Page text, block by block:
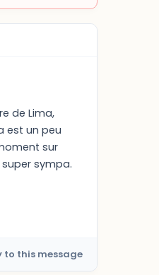
de Lima,
est un peu
sur
sympa.
to this message